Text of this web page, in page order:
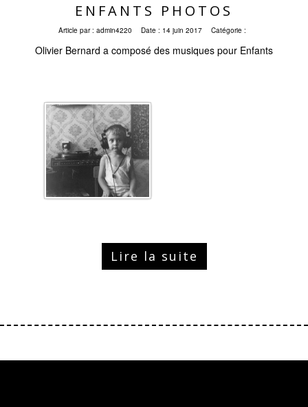
ENFANTS PHOTOS
Article par : admin4220 Date : 14 juin 2017 Catégorie :
Olivier Bernard a composé des musiques pour Enfants
Lire la suite